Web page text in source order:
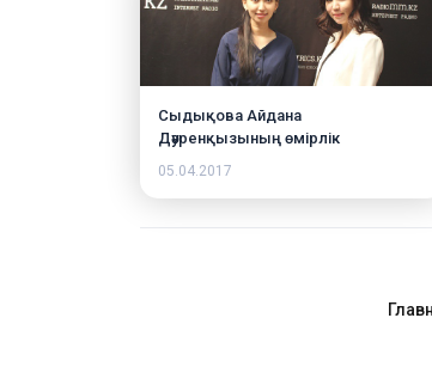
Сыдықова Айдана
Дәуренқызының өмірлік
ұстанымдары
05.04.2017